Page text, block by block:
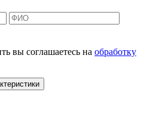
вы соглашаетесь на обработку